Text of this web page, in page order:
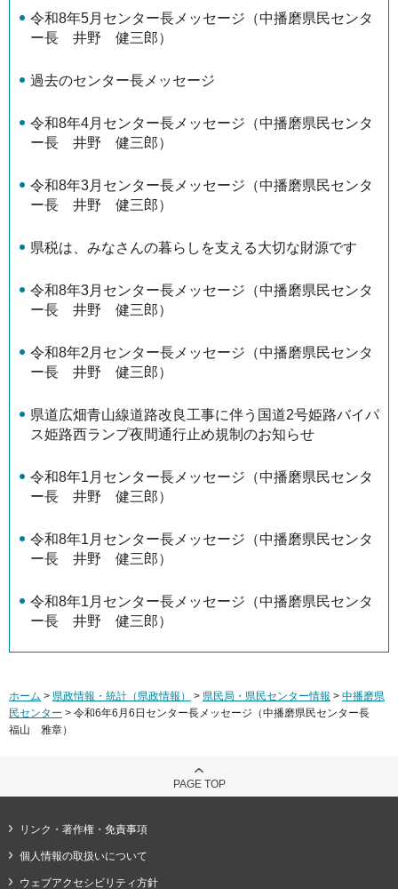
令和8年5月センター長メッセージ（中播磨県民センタ
ー長 井野 健三郎）
過去のセンター長メッセージ
令和8年4月センター長メッセージ（中播磨県民センタ
ー長 井野 健三郎）
令和8年3月センター長メッセージ（中播磨県民センタ
ー長 井野 健三郎）
県税は、みなさんの暮らしを支える大切な財源です
令和8年3月センター長メッセージ（中播磨県民センタ
ー長 井野 健三郎）
令和8年2月センター長メッセージ（中播磨県民センタ
ー長 井野 健三郎）
県道広畑青山線道路改良工事に伴う国道2号姫路バイパ
ス姫路西ランプ夜間通行止め規制のお知らせ
令和8年1月センター長メッセージ（中播磨県民センタ
ー長 井野 健三郎）
令和8年1月センター長メッセージ（中播磨県民センタ
ー長 井野 健三郎）
令和8年1月センター長メッセージ（中播磨県民センタ
ー長 井野 健三郎）
ホーム > 県政情報・統計（県政情報） > 県民局・県民センター情報 > 中播磨県
民センター > 令和6年6月6日センター長メッセージ（中播磨県民センター長
福山 雅章）
PAGE TOP
リンク・著作権・免責事項
個人情報の取扱いについて
ウェブアクセシビリティ方針